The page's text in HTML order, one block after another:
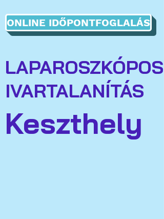
ONLINE IDŐPONTFOGLALÁS
LAPAROSZKÓPOS
IVARTALANÍTÁS
Keszthely